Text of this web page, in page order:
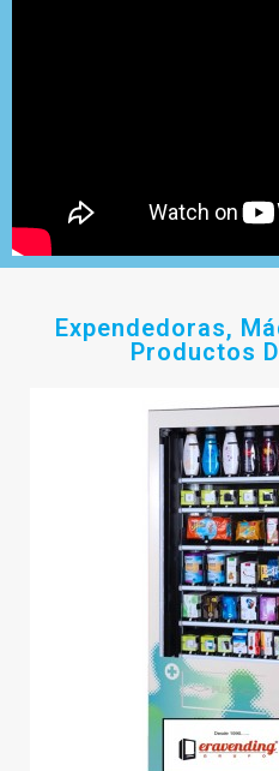
Expendedoras,
Productos